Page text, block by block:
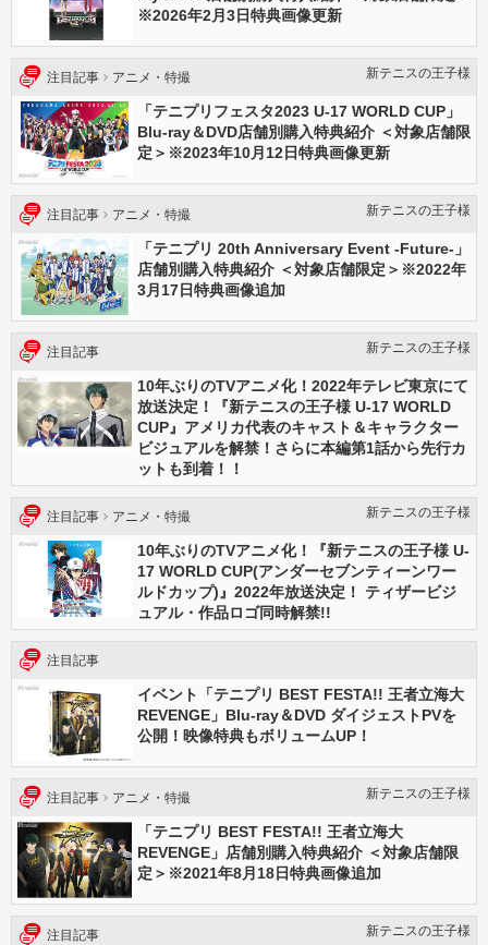
※2026年2月3日特典画像更新
注目記事 アニメ・特撮 新テニスの王⼦様
「テニプリフェスタ2023 U-17 WORLD CUP」
Blu-ray＆DVD店舗別購入特典紹介 ＜対象店舗限
定＞※2023年10月12日特典画像更新
注目記事 アニメ・特撮 新テニスの王⼦様
「テニプリ 20th Anniversary Event -Future-」
店舗別購入特典紹介 ＜対象店舗限定＞※2022年
3月17日特典画像追加
注目記事 新テニスの王⼦様
10年ぶりのTVアニメ化！2022年テレビ東京にて
放送決定！『新テニスの王子様 U-17 WORLD
CUP』アメリカ代表のキャスト＆キャラクター
ビジュアルを解禁！さらに本編第1話から先行カ
ットも到着！！
注目記事 アニメ・特撮 新テニスの王⼦様
10年ぶりのTVアニメ化！『新テニスの王子様 U-
17 WORLD CUP(アンダーセブンティーンワー
ルドカップ)』2022年放送決定！ ティザービジ
ュアル・作品ロゴ同時解禁!!
注目記事
イベント「テニプリ BEST FESTA!! 王者立海大
REVENGE」Blu-ray＆DVD ダイジェストPVを
公開！映像特典もボリュームUP！
注目記事 アニメ・特撮 新テニスの王⼦様
「テニプリ BEST FESTA!! 王者立海大
REVENGE」店舗別購入特典紹介 ＜対象店舗限
定＞※2021年8月18日特典画像追加
注目記事 新テニスの王⼦様